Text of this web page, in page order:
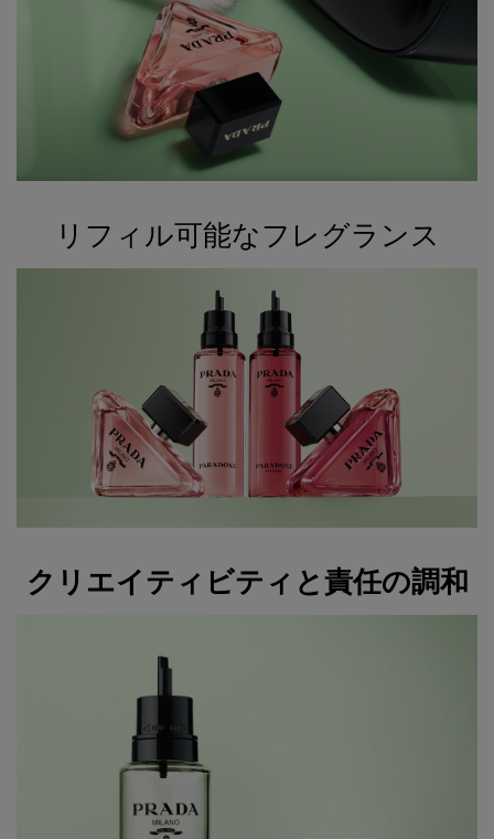
リフィル可能なフレグランス
<h2 class="c-section__title h-text-align-center h-text-bold">クリエイティビティと責
クリエイティビティと責任の調和